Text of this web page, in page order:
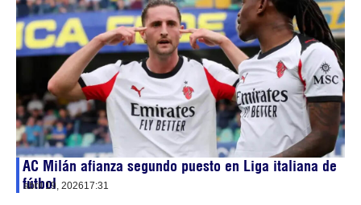
AC Milán afianza segundo puesto en Liga italiana de
fútbol
abril 19, 202617:31